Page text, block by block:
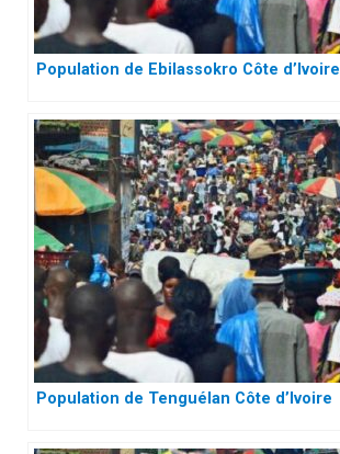
Population de Ebilassokro Côte d’Ivoire
Population de Tenguélan Côte d’Ivoire